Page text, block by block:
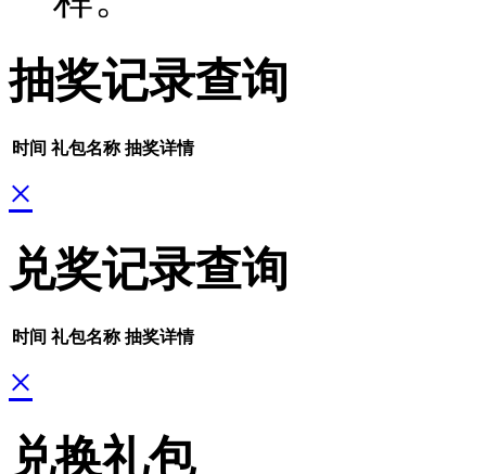
抽奖记录查询
时间 礼包名称 抽奖详情
×
兑奖记录查询
时间 礼包名称 抽奖详情
×
兑换礼包